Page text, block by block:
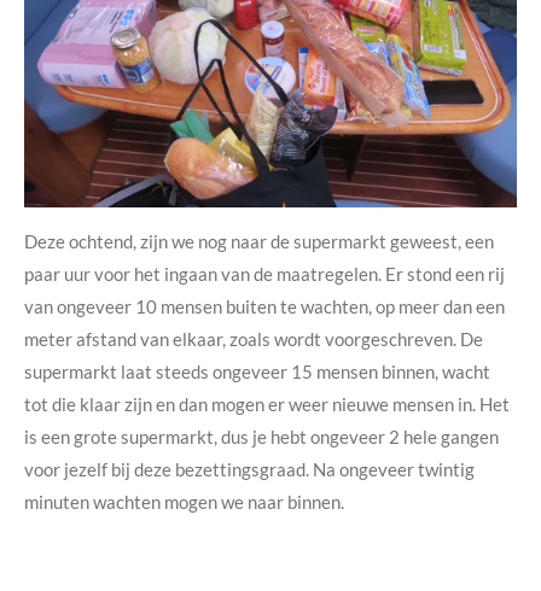
Deze ochtend, zijn we nog naar de supermarkt geweest, een
paar uur voor het ingaan van de maatregelen. Er stond een rij
van ongeveer 10 mensen buiten te wachten, op meer dan een
meter afstand van elkaar, zoals wordt voorgeschreven. De
supermarkt laat steeds ongeveer 15 mensen binnen, wacht
tot die klaar zijn en dan mogen er weer nieuwe mensen in. Het
is een grote supermarkt, dus je hebt ongeveer 2 hele gangen
voor jezelf bij deze bezettingsgraad. Na ongeveer twintig
minuten wachten mogen we naar binnen.